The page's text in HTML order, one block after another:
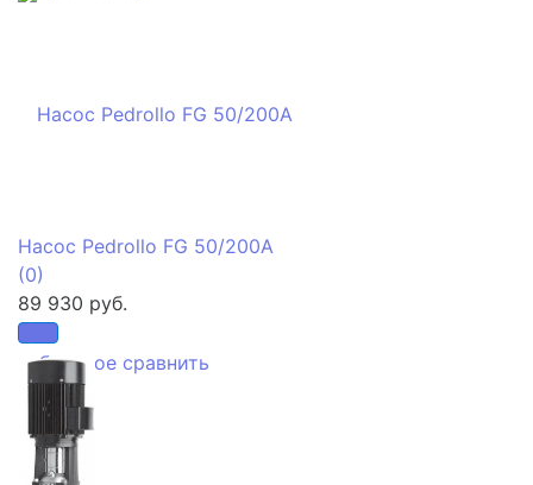
избранное сравнить
Насос Pedrollo FG 50/200A
(0)
89 930 руб.